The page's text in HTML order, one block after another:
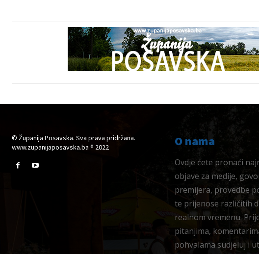
© Županija Posavska. Sva prava pridržana.
www.zupanijaposavska.ba ® 2022
O nama
Ovdje ćete pronaći
objave za medije,
premijera, provedbe
te prijenose različitih
realnom vremenu.
pitanjima,
pohvalama sudjeluj i